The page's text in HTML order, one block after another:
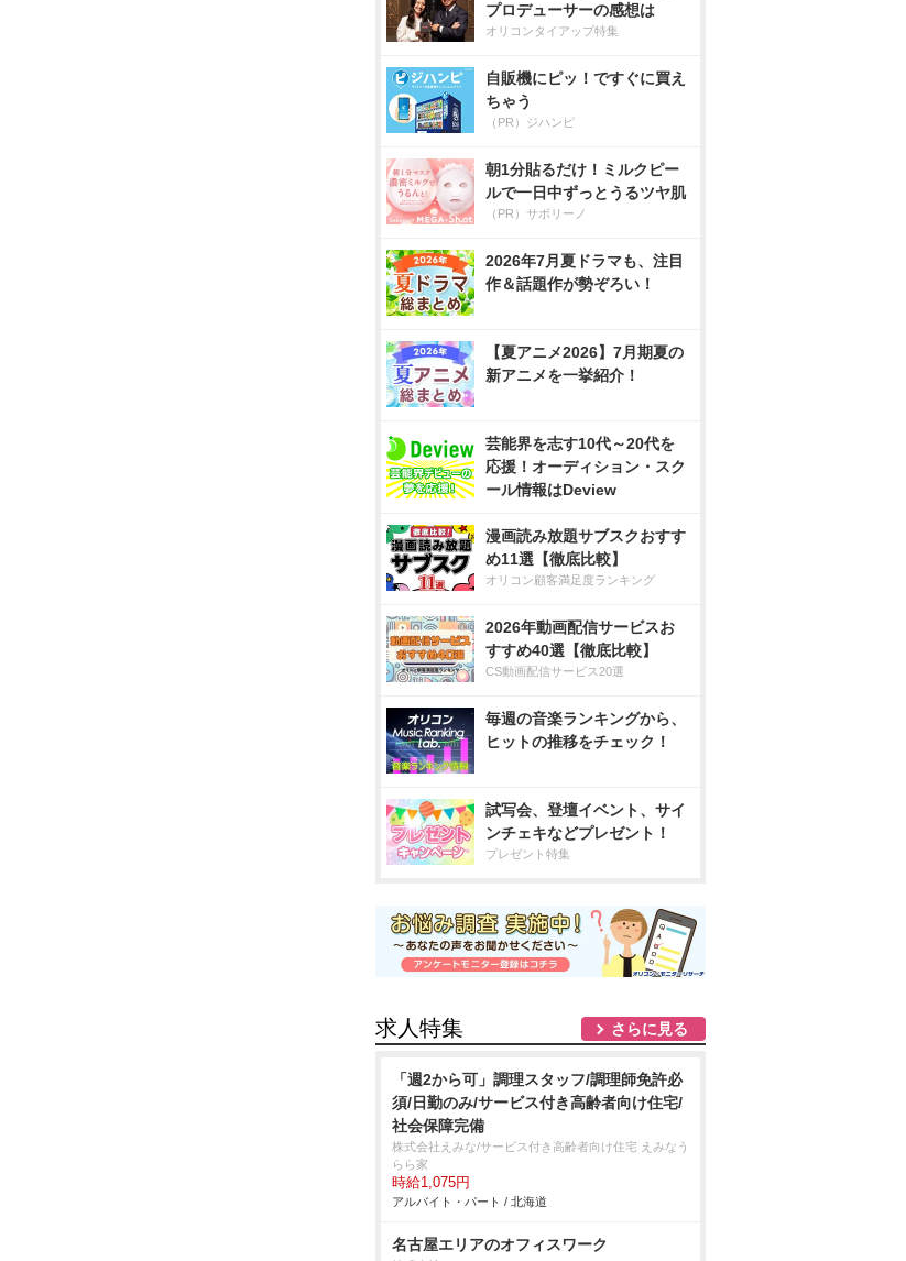
プロデューサーの感想は
オリコンタイアップ特集
自販機にピッ！ですぐに買え
ちゃう
（PR）ジハンピ
朝1分貼るだけ！ミルクピー
ルで一日中ずっとうるツヤ肌
（PR）サボリーノ
2026年7月夏ドラマも、注目
作＆話題作が勢ぞろい！
【夏アニメ2026】7月期夏の
新アニメを一挙紹介！
芸能界を志す10代～20代を
応援！オーディション・スク
ール情報はDeview
漫画読み放題サブスクおすす
め11選【徹底比較】
オリコン顧客満足度ランキング
2026年動画配信サービスお
すすめ40選【徹底比較】
CS動画配信サービス20選
毎週の音楽ランキングから、
ヒットの推移をチェック！
試写会、登壇イベント、サイ
ンチェキなどプレゼント！
プレゼント特集
求人特集 さらに見る
「週2から可」調理スタッフ/調理師免許必
須/日勤のみ/サービス付き高齢者向け住宅/
社会保障完備
株式会社えみな/サービス付き高齢者向け住宅 えみなう
らら家
時給1,075円
アルバイト・パート / 北海道
名古屋エリアのオフィスワーク